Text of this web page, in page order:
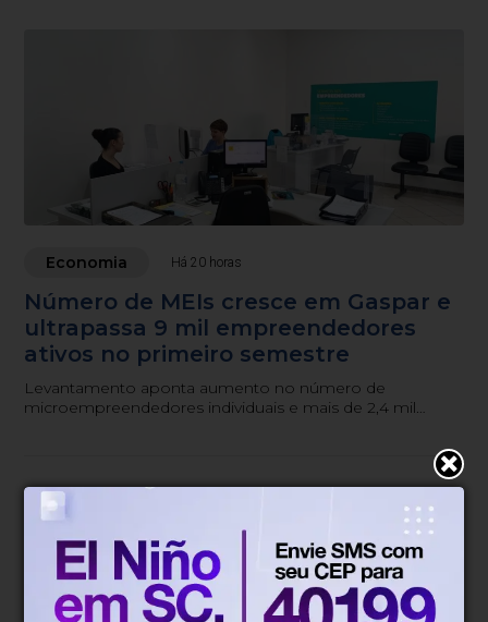
Economia Há 20 horas
Número de MEIs cresce em Gaspar e
ultrapassa 9 mil empreendedores
ativos no primeiro semestre
Levantamento aponta aumento no número de
microempreendedores individuais e mais de 2,4 mil